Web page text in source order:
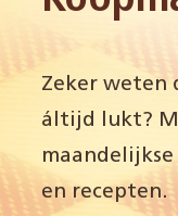
Zeker weten
áltijd lukt?
en recepten.